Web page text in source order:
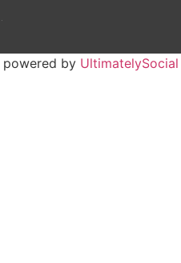
.
powered by UltimatelySocial